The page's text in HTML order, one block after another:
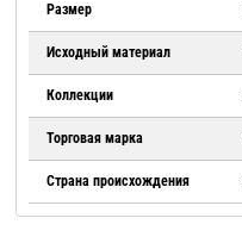
Размер
Исходный материал
Коллекции
Торговая марка
Страна происхождения